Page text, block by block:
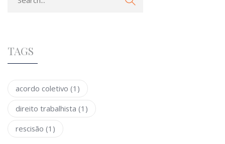
TAGS
acordo coletivo (1)
direito trabalhista (1)
rescisão (1)